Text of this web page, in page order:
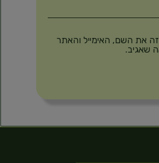
את השם, האימייל והאתר
שאגיב.